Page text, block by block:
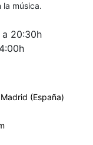
la música.
a 20:30h
(España)